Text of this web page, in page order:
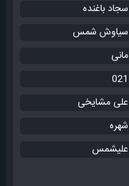
سجاد باغنده
سیاوش شمس
مانی
021
علی مشایخی
شهره
علیشمس